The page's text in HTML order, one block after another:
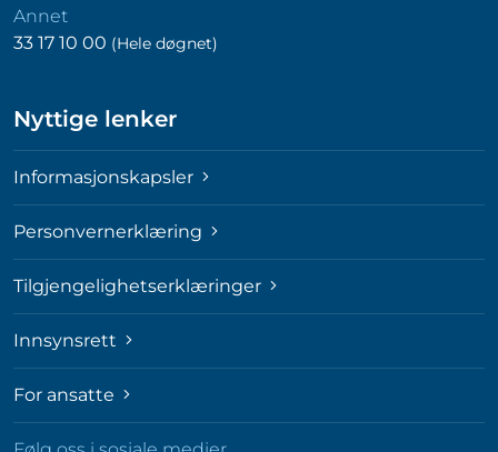
Annet
33 17 10 00 (Hele døgnet)
Nyttige lenker
Informasjonskapsler
Personvernerklæring
Tilgjengelighetserklæringer
Innsynsrett
For ansatte